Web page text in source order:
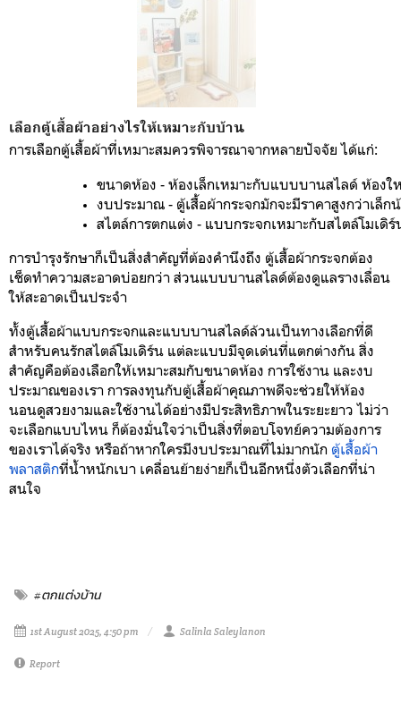
เลือกตู้เสื้อผ้าอย่างไรให้เหมาะกับบ้าน
การเลือกตู้เสื้อผ้าที่เหมาะสมควรพิจารณาจากหลายปัจจัย ได้แก่:
ขนาดห้อง - ห้องเล็กเหมาะกับแบบบานสไลด์ ห้อง
งบประมาณ - ตู้เสื้อผ้ากระจกมักจะมีราคาสูงกว่าเล็ก
สไตล์การตกแต่ง - แบบกระจกเหมาะกับสไตล์โมเ
การบำรุงรักษาก็เป็นสิ่งสำคัญที่ต้องคำนึงถึง ตู้เสื้อผ้ากระจกต้อง
เช็ดทำความสะอาดบ่อยกว่า ส่วนแบบบานสไลด์ต้องดูแลรางเลื่อน
ให้สะอาดเป็นประจำ
ทั้งตู้เสื้อผ้าแบบกระจกและแบบบานสไลด์ล้วนเป็นทางเลือกที่ดี
สำหรับคนรักสไตล์โมเดิร์น แต่ละแบบมีจุดเด่นที่แตกต่างกัน สิ่ง
สำคัญคือต้องเลือกให้เหมาะสมกับขนาดห้อง การใช้งาน และงบ
ประมาณของเรา การลงทุนกับตู้เสื้อผ้าคุณภาพดีจะช่วยให้ห้อง
นอนดูสวยงามและใช้งานได้อย่างมีประสิทธิภาพในระยะยาว ไม่ว่า
จะเลือกแบบไหน ก็ต้องมั่นใจว่าเป็นสิ่งที่ตอบโจทย์ความต้องการ
ของเราได้จริง หรือถ้าหากใครมีงบประมาณที่ไม่มากนัก ตู้เสื้อผ้า
พลาสติกที่น้ำหนักเบา เคลื่อนย้ายง่ายก็เป็นอีกหนึ่งตัวเลือกที่น่า
สนใจ
#ตกแต่งบ้าน
1st August 2025, 4:50 pm Salinla Saleylanon
Report